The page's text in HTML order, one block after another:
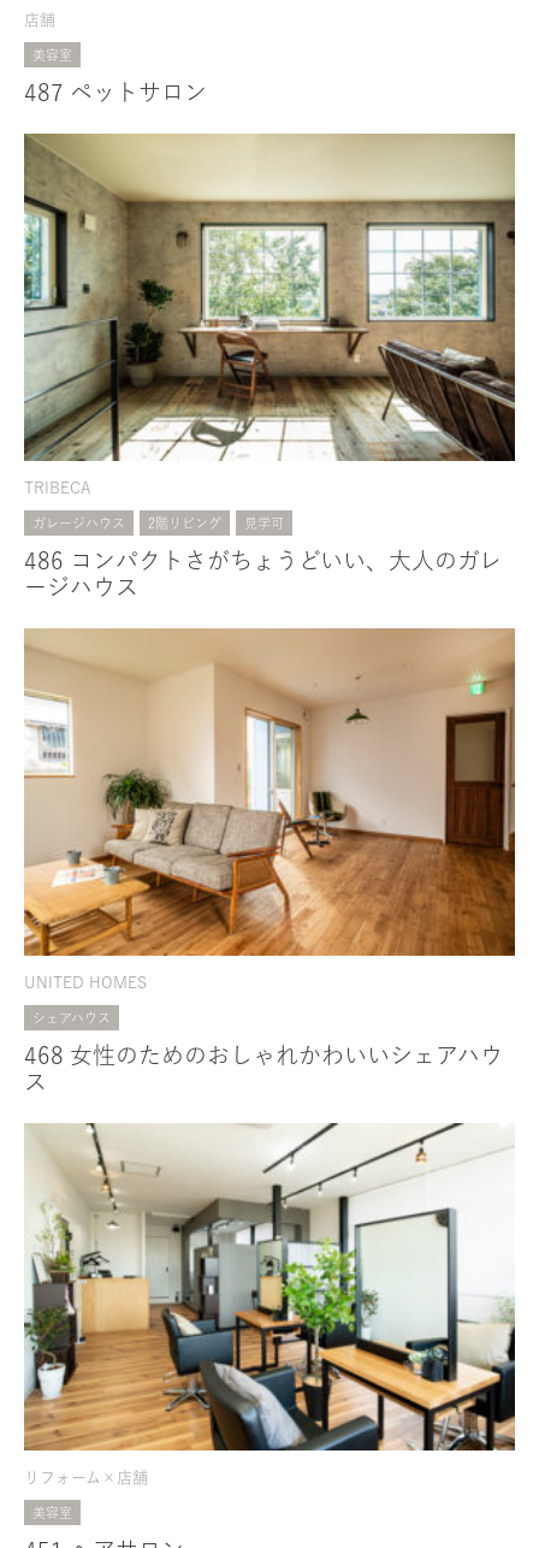
店舗
美容室
487 ペットサロン
TRIBECA
ガレージハウス 2階リビング 見学可
486 コンパクトさがちょうどいい、大人のガレ
ージハウス
UNITED HOMES
シェアハウス
468 女性のためのおしゃれかわいいシェアハウ
ス
リフォーム×店舗
美容室